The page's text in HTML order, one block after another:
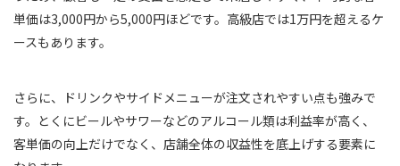
単価は3,000円から5,000円ほどです。高級店では1万円を超えるケ
ースもあります。
さらに、ドリンクやサイドメニューが注文されやすい点も強みで
す。とくにビールやサワーなどのアルコール類は利益率が高く、
客単価の向上だけでなく、店舗全体の収益性を底上げする要素に